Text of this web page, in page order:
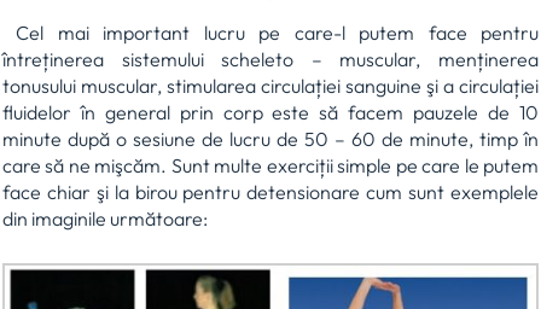
Cel mai important lucru pe care-l putem face pentru
întreținerea sistemului scheleto – muscular, menținerea
tonusului muscular, stimularea circulației sanguine şi a circulației
fluidelor în general prin corp este să facem pauzele de 10
minute după o sesiune de lucru de 50 – 60 de minute, timp în
care să ne mişcăm. Sunt multe exerciții simple pe care le putem
face chiar şi la birou pentru detensionare cum sunt exemplele
din imaginile următoare: